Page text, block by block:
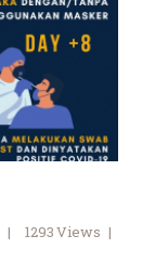
1293Views